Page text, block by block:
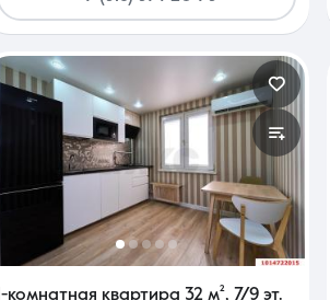
Ежедневно с
1-комнатная квартира 32 м², 7/9 эт.